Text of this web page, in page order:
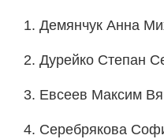
1. Демянчук Анна
2. Дурейко Степан
3. Евсеев Максим
4. Серебрякова